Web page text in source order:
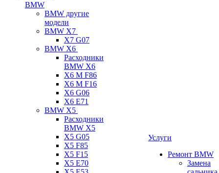
BMW
BMW другие
модели
BMW X7
X7 G07
BMW X6
Расходники
BMW X6
X6 M F86
X6 M F16
X6 G06
X6 E71
BMW X5
Расходники
BMW X5
X5 G05
X5 F85
X5 F15
X5 E70
Услуги
Ремонт BMW
Замена